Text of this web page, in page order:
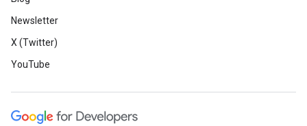
Newsletter
X (Twitter)
YouTube